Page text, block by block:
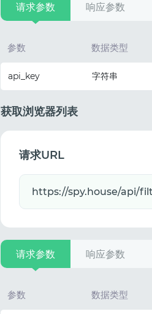
请求参数 响应参数
参数 数据类型
api_key 字符串
获取浏览器列表
请求URL
请求参数 响应参数
参数 数据类型